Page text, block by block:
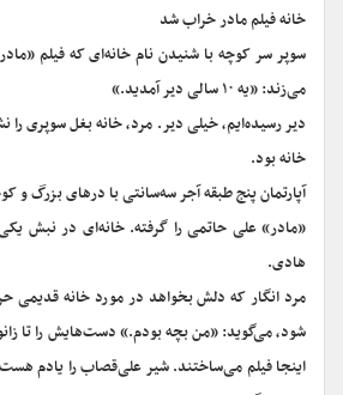
خانه فیلم مادر خراب شد
سوپر سر کوچه با شنیدن نام خانه‌ای که فیلم
می‌زند: «یه ۱۰ سالی دیر آمدید.»
دیر رسیده‌ایم، خیلی دیر. مرد، خانه بغل سوپری
خانه بود.
آپارتمان پنج طبقه آجر سه‌سانتی با درهای بزرگ و
«مادر» علی حاتمی را گرفته. خانه‌ای در نبش
هادی.
مرد انگار که دلش بخواهد در مورد خانه قدیمی
شود، می‌گوید: «من بچه بودم.» دست‌هایش را تا
اینجا فیلم می‌ساختند. شیر علی‌قصاب را یادم